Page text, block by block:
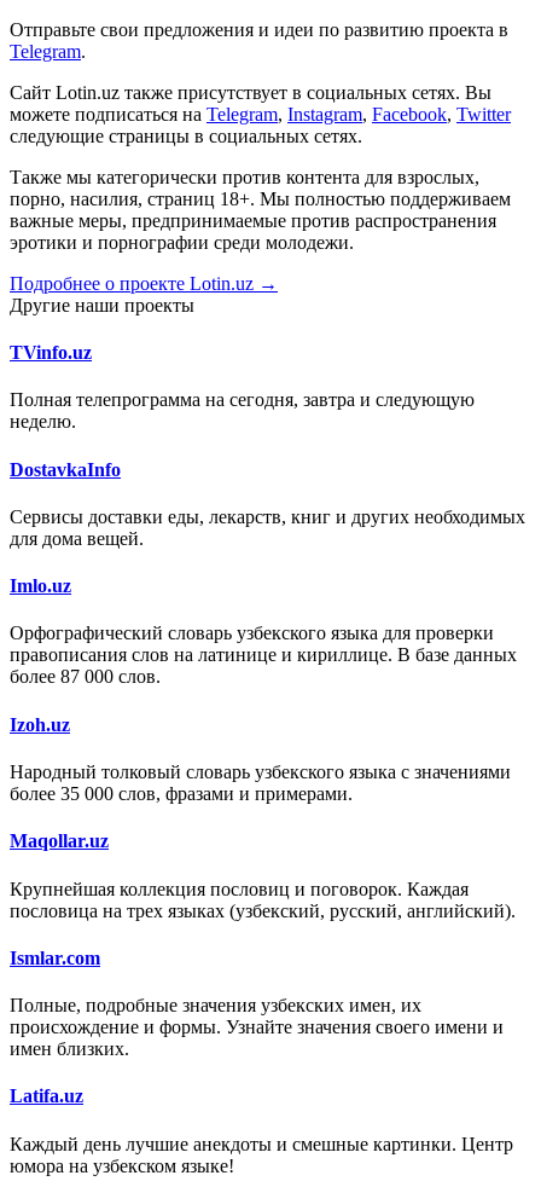
Отправьте свои предложения и идеи по развитию проекта в
Telegram.
Сайт Lotin.uz также присутствует в социальных сетях. Вы
можете подписаться на Telegram, Instagram, Facebook, Twitter
следующие страницы в социальных сетях.
Также мы категорически против контента для взрослых,
порно, насилия, страниц 18+. Мы полностью поддерживаем
важные меры, предпринимаемые против распространения
эротики и порнографии среди молодежи.
Подробнее о проекте Lotin.uz →
Другие наши проекты
TVinfo.uz
Полная телепрограмма на сегодня, завтра и следующую
неделю.
DostavkaInfo
Сервисы доставки еды, лекарств, книг и других необходимых
для дома вещей.
Imlo.uz
Орфографический словарь узбекского языка для проверки
правописания слов на латинице и кириллице. В базе данных
более 87 000 слов.
Izoh.uz
Народный толковый словарь узбекского языка с значениями
более 35 000 слов, фразами и примерами.
Maqollar.uz
Крупнейшая коллекция пословиц и поговорок. Каждая
пословица на трех языках (узбекский, русский, английский).
Ismlar.com
Полные, подробные значения узбекских имен, их
происхождение и формы. Узнайте значения своего имени и
имен близких.
Latifa.uz
Каждый день лучшие анекдоты и смешные картинки. Центр
юмора на узбекском языке!